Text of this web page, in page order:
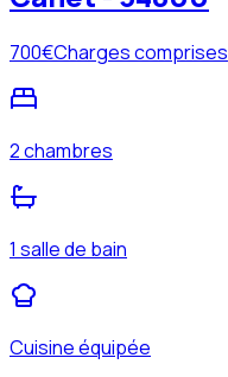
700€Charges comprises
2 chambres
1 salle de bain
Cuisine équipée